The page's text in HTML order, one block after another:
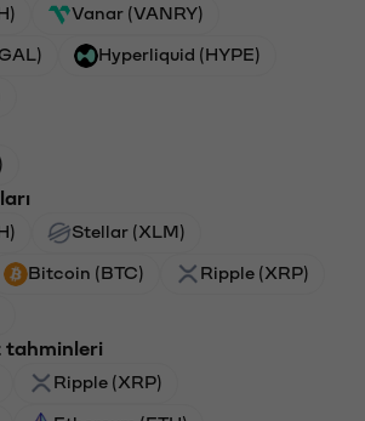
Vanar (VANRY)
Hyperliquid (HYPE)
Stellar (XLM)
Bitcoin (BTC) Ripple (XRP)
Ripple (XRP)